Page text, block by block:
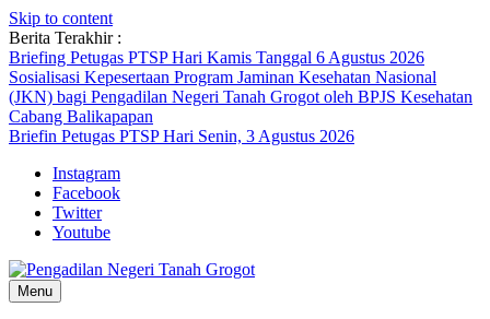
Skip to content
Berita Terakhir :
Briefing Petugas PTSP Hari Kamis Tanggal 6 Agustus 2026
Sosialisasi Kepesertaan Program Jaminan Kesehatan Nasional
(JKN) bagi Pengadilan Negeri Tanah Grogot oleh BPJS Kesehatan
Cabang Balikapapan
Briefin Petugas PTSP Hari Senin, 3 Agustus 2026
Instagram
Facebook
Twitter
Youtube
Menu